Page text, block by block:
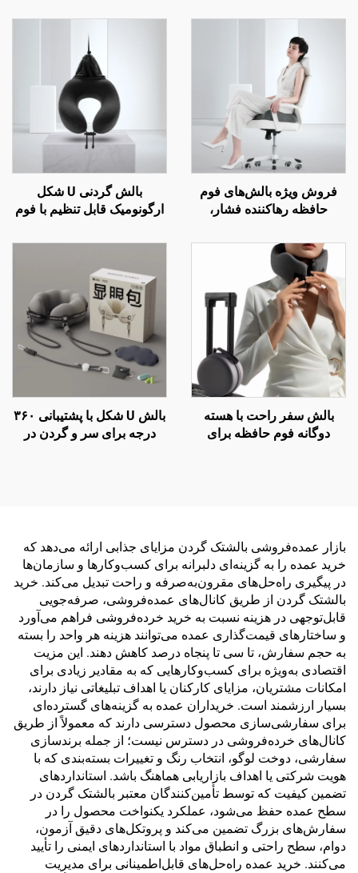
فروش ویژه بالش‌های فوم
حافظه رهاکننده فشار،
نشیمن، بالش صندلی S3
بالش گردنی U شکل
ارگونومیک قابل تنظیم با فوم
بالش سفر راحت با هسته
دوگانه فوم حافظه برای
بالش U شکل با پشتیبانی ۳۶۰
درجه برای سر و گردن در
بازار عمده‌فروشی بالشتک گردن مزایای جذابی ارائه می‌دهد که
خرید عمده را به گزینه‌ای دلبرانه برای کسب‌وکارها و سازمان‌ها
در پیگیری راه‌حل‌های مقرون‌به‌صرفه و راحت تبدیل می‌کند. خرید
بالشتک گردن از طریق کانال‌های عمده‌فروشی، صرفه‌جویی
قابل‌توجهی در هزینه نسبت به خرید خرده‌فروشی فراهم می‌آورد
و ساختارهای قیمت‌گذاری عمده می‌توانند هزینه هر واحد را بسته
به حجم سفارش، تا سی تا پنجاه درصد کاهش دهند. این مزیت
اقتصادی به‌ویژه برای کسب‌وکارهایی که به مقادیر زیادی برای
امکانات مشتریان، مزایای کارکنان یا اهداف تبلیغاتی نیاز دارند،
بسیار ارزشمند است. خریداران عمده به گزینه‌های گسترده‌ای
برای سفارشی‌سازی محصول دسترسی دارند که معمولاً از طریق
کانال‌های خرده‌فروشی در دسترس نیست؛ از جمله برندسازی
سفارشی، دوخت لوگو، انتخاب رنگ و تغییرات بسته‌بندی که با
هویت شرکتی یا اهداف بازاریابی هماهنگ باشد. استانداردهای
تضمین کیفیت که توسط تأمین‌کنندگان معتبر بالشتک گردن در
سطح عمده حفظ می‌شود، عملکرد یکنواخت محصول را در
سفارش‌های بزرگ تضمین می‌کند و پروتکل‌های دقیق آزمون،
دوام، سطح راحتی و انطباق مواد با استانداردهای ایمنی را تأیید
می‌کنند. خرید عمده راه‌حل‌های قابل‌اطمینانی برای مدیریت